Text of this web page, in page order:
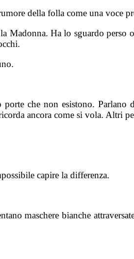
della folla come una voce
Madonna. Ha lo sguardo
che non esistono.
ancora come si vola. Altri
capire la differenza.
maschere bianche